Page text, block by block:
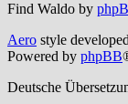
Find Waldo by
Aero style
Powered by phpBB
Deutsche